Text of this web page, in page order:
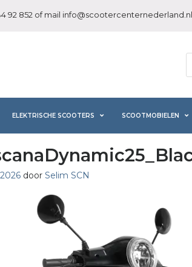
92 852 of mail info@scootercenternederland.nl
ELEKTRISCHE SCOOTERS SCOOTMOBIELEN
door Selim SCN